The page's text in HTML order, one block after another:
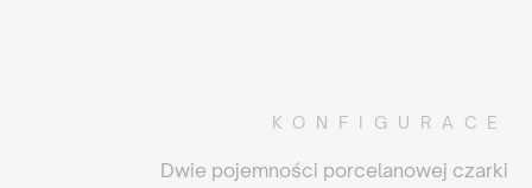
KONFIGURACE
Dwie pojemności porcelanowej czarki